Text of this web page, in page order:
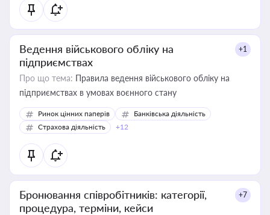
Ведення військового обліку на
підприємствах
+1
Про що тема: Правила ведення військового обліку на
підприємствах в умовах воєнного стану
Ринок цінних паперів
Банківська діяльність
Страхова діяльність
+12
Бронювання співробітників: категорії,
процедура, терміни, кейси
+7